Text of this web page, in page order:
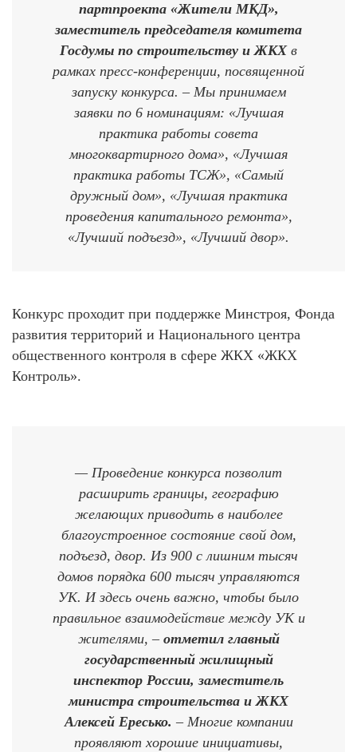
партпроекта «Жители МКД»,
заместитель председателя комитета
Госдумы по строительству и ЖКХ в
рамках пресс-конференции, посвященной
запуску конкурса. – Мы принимаем
заявки по 6 номинациям: «Лучшая
практика работы совета
многоквартирного дома», «Лучшая
практика работы ТСЖ», «Самый
дружный дом», «Лучшая практика
проведения капитального ремонта»,
«Лучший подъезд», «Лучший двор».
Конкурс проходит при поддержке Минстроя, Фонда
развития территорий и Национального центра
общественного контроля в сфере ЖКХ «ЖКХ
Контроль».
— Проведение конкурса позволит
расширить границы, географию
желающих приводить в наиболее
благоустроенное состояние свой дом,
подъезд, двор. Из 900 с лишним тысяч
домов порядка 600 тысяч управляются
УК. И здесь очень важно, чтобы было
правильное взаимодействие между УК и
жителями, – отметил главный
государственный жилищный
инспектор России, заместитель
министра строительства и ЖКХ
Алексей Ересько. – Многие компании
проявляют хорошие инициативы,